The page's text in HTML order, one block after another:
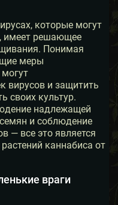
которые могут
имеет решающее
Понимая
меры
вирусов и защитить
своих культур.
надлежащей
и соблюдение
— все это является
каннабиса от
враги